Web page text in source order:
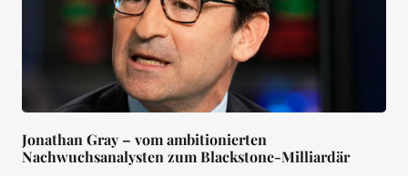
Jonathan Gray – vom ambitionierten
Nachwuchsanalysten zum Blackstone-Milliardär